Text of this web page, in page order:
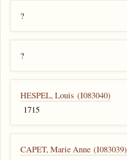
?
?
HESPEL, Louis (I083040)
1715
CAPET, Marie Anne (I083039)